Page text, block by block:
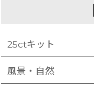
25ctキット
風景・自然